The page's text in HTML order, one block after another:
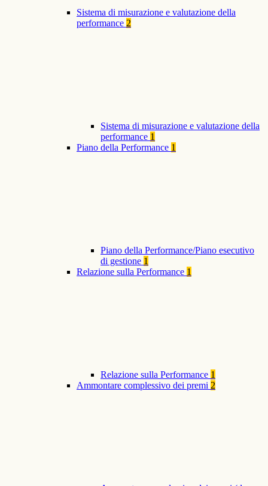
Sistema di misurazione e valutazione della
performance 2
Sistema di misurazione e valutazione della
performance 1
Piano della Performance 1
Piano della Performance/Piano esecutivo
di gestione 1
Relazione sulla Performance 1
Relazione sulla Performance 1
Ammontare complessivo dei premi 2